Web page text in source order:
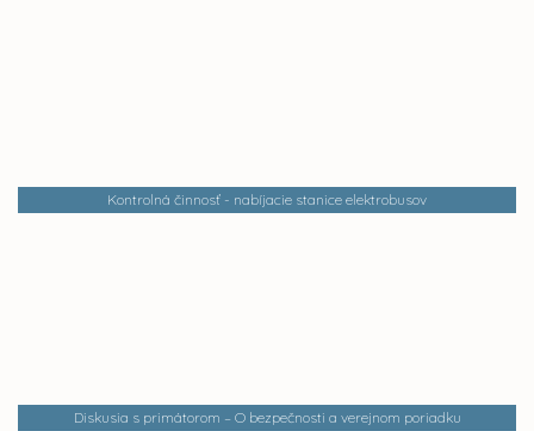
Kontrolná činnosť - nabíjacie stanice elektrobusov
Diskusia s primátorom – O bezpečnosti a verejnom poriadku